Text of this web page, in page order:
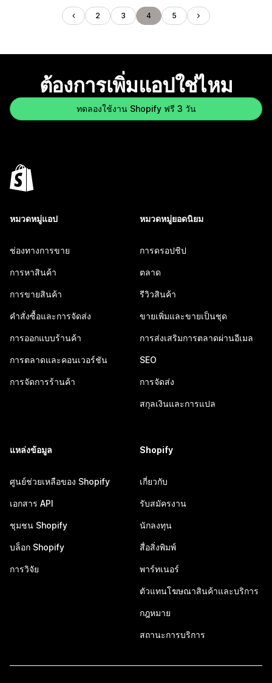
2 3 4 5
ต้องการเพิ่มแอปใช่ไหม
ทดลองใช้งาน Shopify ฟรี 3 วัน
หมวดหมู่แอป
ช่องทางการขาย
การหาสินค้า
การขายสินค้า
คำสั่งซื้อและการจัดส่ง
การออกแบบร้านค้า
การตลาดและคอนเวอร์ชัน
การจัดการร้านค้า
หมวดหมู่ยอดนิยม
การดรอปชิป
ตลาด
รีวิวสินค้า
ขายเพิ่มและขายเป็นชุด
การส่งเสริมการตลาดผ่านอีเมล
SEO
การจัดส่ง
สกุลเงินและการแปล
แหล่งข้อมูล
ศูนย์ช่วยเหลือของ Shopify
เอกสาร API
ชุมชน Shopify
บล็อก Shopify
การวิจัย
Shopify
เกี่ยวกับ
รับสมัครงาน
นักลงทุน
สื่อสิ่งพิมพ์
พาร์ทเนอร์
ตัวแทนโฆษณาสินค้าและบริการ
กฎหมาย
สถานะการบริการ